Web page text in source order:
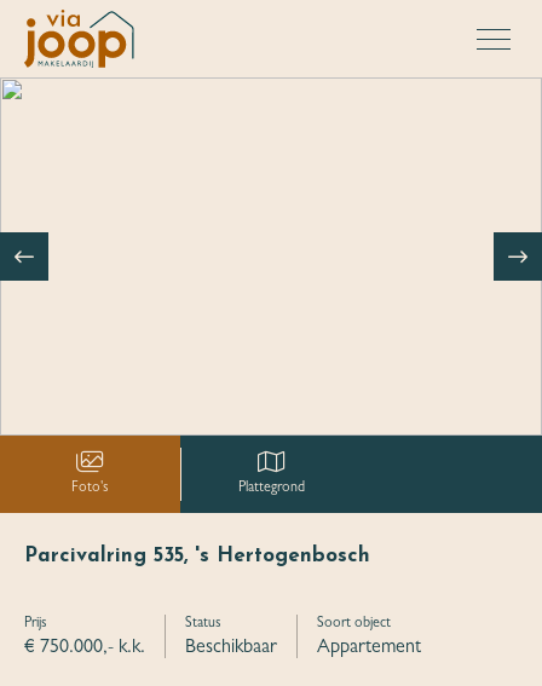
Foto's Plattegrond
Parcivalring 535, 's Hertogenbosch
Prijs
€ 750.000,- k.k.
Status
Beschikbaar
Soort object
Appartement